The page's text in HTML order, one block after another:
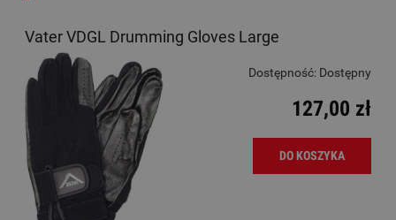
Vater VDGL Drumming Gloves Large
Dostępność: Dostępny
127,00 zł
DO KOSZYKA